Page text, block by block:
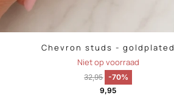
Chevron studs - goldplated
Niet op voorraad
32,95 -70%
9,95